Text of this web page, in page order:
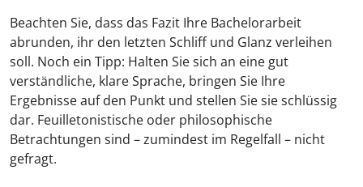
Beachten Sie, dass das Fazit Ihre Bachelorarbeit
abrunden, ihr den letzten Schliff und Glanz verleihen
soll. Noch ein Tipp: Halten Sie sich an eine gut
verständliche, klare Sprache, bringen Sie Ihre
Ergebnisse auf den Punkt und stellen Sie sie schlüssig
dar. Feuilletonistische oder philosophische
Betrachtungen sind – zumindest im Regelfall – nicht
gefragt.